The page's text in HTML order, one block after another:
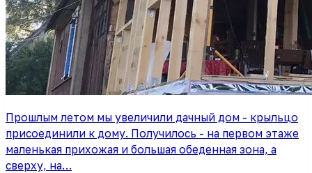
Прошлым летом мы увеличили дачный дом - крыльцо
присоединили к дому. Получилось - на первом этаже
маленькая прихожая и большая обеденная зона, а
сверху, на…